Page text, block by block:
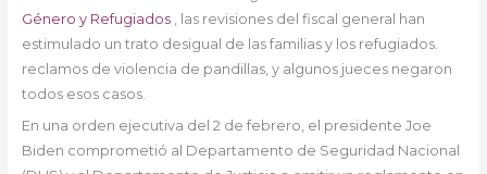
Género y Refugiados, las revisiones del fiscal general han
estimulado un trato desigual de las familias y los refugiados.
reclamos de violencia de pandillas, y algunos jueces negaron
todos esos casos.
En una orden ejecutiva del 2 de febrero, el presidente Joe
Biden comprometió al Departamento de Seguridad Nacional